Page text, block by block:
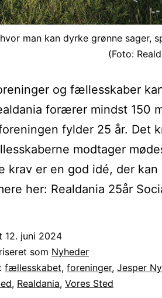
man kan dyrke grønne
(Foto:
og fællesskaber
forærer mindst 150
fylder 25 år. Det
modtager
krav er en god idé, der
her: Realdania 25år
12. juni 2024
som Nyheder
fællesskabet, foreninger, Jesper
, Realdania, Vores Sted